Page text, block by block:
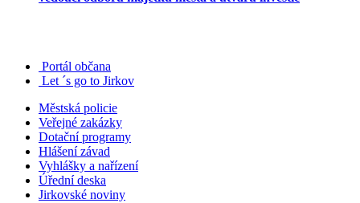
Portál občana
Let ´s go to Jirkov
Městská policie
Veřejné zakázky
Dotační programy
Hlášení závad
Vyhlášky a nařízení
Úřední deska
Jirkovské noviny